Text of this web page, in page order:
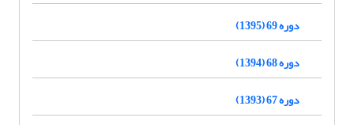
دوره 69 (1395)
دوره 68 (1394)
دوره 67 (1393)